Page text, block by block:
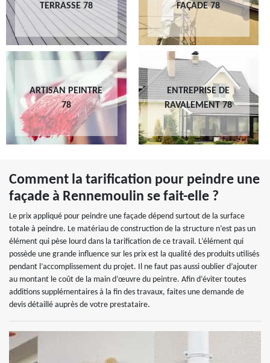
TERRASSE 78
FAÇADE 78
ARTISAN PEINTRE
78
ENTREPRISE DE
RAVALEMENT 78
Comment la tarification pour peindre une
façade à Rennemoulin se fait-elle ?
Le prix appliqué pour peindre une façade dépend surtout de la surface
totale à peindre. Le matériau de construction de la structure n’est pas un
élément qui pèse lourd dans la tarification de ce travail. L’élément qui
possède une grande influence sur les prix est la qualité des produits utilisés
pendant l’accomplissement du projet. Il ne faut pas aussi oublier d’ajouter
au montant le coût de la main d’œuvre du peintre. Afin d’éviter toutes
additions supplémentaires à la fin des travaux, faites une demande de
devis détaillé auprès de votre prestataire.